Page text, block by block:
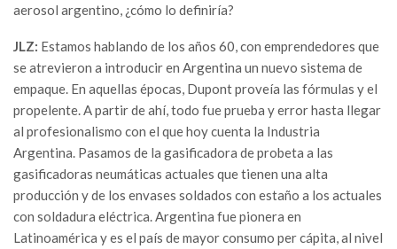
aerosol argentino, ¿cómo lo definiría?
JLZ: Estamos hablando de los años 60, con emprendedores que
se atrevieron a introducir en Argentina un nuevo sistema de
empaque. En aquellas épocas, Dupont proveía las fórmulas y el
propelente. A partir de ahí, todo fue prueba y error hasta llegar
al profesionalismo con el que hoy cuenta la Industria
Argentina. Pasamos de la gasificadora de probeta a las
gasificadoras neumáticas actuales que tienen una alta
producción y de los envases soldados con estaño a los actuales
con soldadura eléctrica. Argentina fue pionera en
Latinoamérica y es el país de mayor consumo per cápita, al nivel